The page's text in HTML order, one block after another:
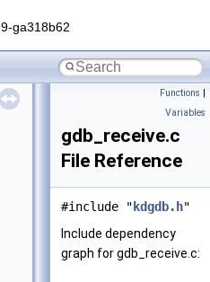
ga318b62
Functions |
Variables
gdb_receive.c
File Reference
#include " kdgdb.h"
Include dependency
graph for gdb_receive.c: